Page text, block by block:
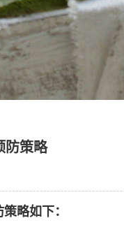
防策略
略如下：